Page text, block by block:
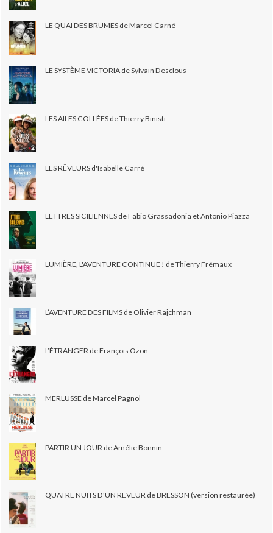
LE QUAI DES BRUMES de Marcel Carné
LE SYSTÈME VICTORIA de Sylvain Desclous
LES AILES COLLÉES de Thierry Binisti
LES RÊVEURS d'Isabelle Carré
LETTRES SICILIENNES de Fabio Grassadonia et Antonio Piazza
LUMIÈRE, L'AVENTURE CONTINUE ! de Thierry Frémaux
L’AVENTURE DES FILMS de Olivier Rajchman
L’ÉTRANGER de François Ozon
MERLUSSE de Marcel Pagnol
PARTIR UN JOUR de Amélie Bonnin
QUATRE NUITS D'UN RÊVEUR de BRESSON (version restaurée)